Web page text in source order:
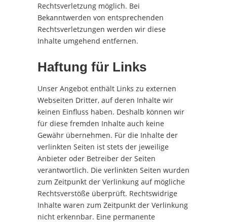
Rechtsverletzung möglich. Bei
Bekanntwerden von entsprechenden
Rechtsverletzungen werden wir diese
Inhalte umgehend entfernen.
Haftung für Links
Unser Angebot enthält Links zu externen
Webseiten Dritter, auf deren Inhalte wir
keinen Einfluss haben. Deshalb können wir
für diese fremden Inhalte auch keine
Gewähr übernehmen. Für die Inhalte der
verlinkten Seiten ist stets der jeweilige
Anbieter oder Betreiber der Seiten
verantwortlich. Die verlinkten Seiten wurden
zum Zeitpunkt der Verlinkung auf mögliche
Rechtsverstöße überprüft. Rechtswidrige
Inhalte waren zum Zeitpunkt der Verlinkung
nicht erkennbar. Eine permanente